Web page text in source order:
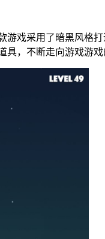
游戏采用了暗黑风格
，不断走向游戏游戏